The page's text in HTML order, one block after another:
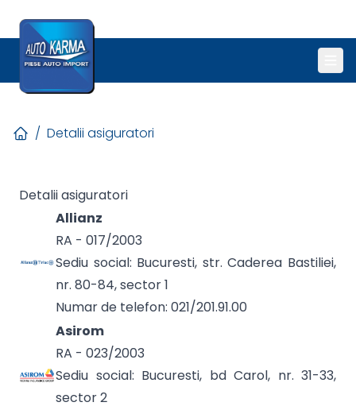
/ Detalii asiguratori
Detalii asiguratori
Allianz
RA - 017/2003
Sediu social: Bucuresti, str. Caderea Bastiliei,
nr. 80-84, sector 1
Numar de telefon: 021/201.91.00
Asirom
RA - 023/2003
Sediu social: Bucuresti, bd Carol, nr. 31-33,
sector 2